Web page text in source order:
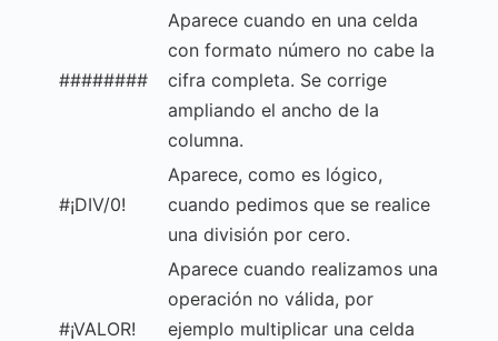
########
Aparece cuando en una celda
con formato número no cabe la
cifra completa. Se corrige
ampliando el ancho de la
columna.
#¡DIV/0!
Aparece, como es lógico,
cuando pedimos que se realice
una división por cero.
#¡VALOR!
Aparece cuando realizamos una
operación no válida, por
ejemplo multiplicar una celda